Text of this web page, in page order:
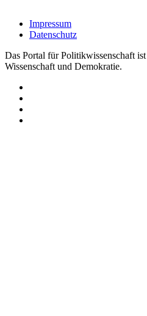
Impressum
Datenschutz
Das Portal für Politikwissenschaft
Wissenschaft und Demokratie.